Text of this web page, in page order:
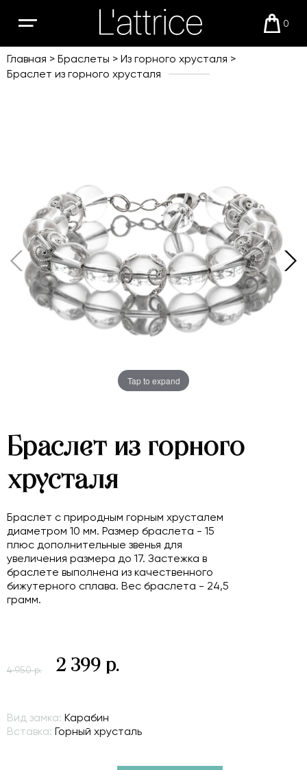
Открыть
0
Главная Браслеты
Из горного хрусталя
Браслет из горного хрусталя
Tap to expand
Браслет из горного
хрусталя
Браслет с природным горным хрусталем
диаметром 10 мм. Размер браслета - 15
плюс дополнительные звенья для
увеличения размера до 17. Застежка в
браслете выполнена из качественного
бижутерного сплава. Вес браслета - 24,5
грамм.
4 950 р. 2 399 р.
Вид замка: Карабин
Вставка: Горный хрусталь